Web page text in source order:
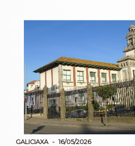
GALICIAXA 16/05/2026